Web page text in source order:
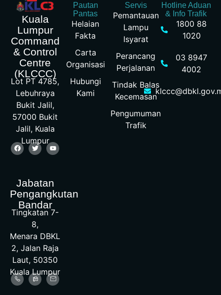
Kuala
Lumpur
Command
& Control
Centre
(KLCCC)
Lot PT 4785,
Lebuhraya
Bukit Jalil,
57000 Bukit
Jalil, Kuala
Lumpur
Jabatan
Pengangkutan
Bandar
Tingkatan 7-
8,
Menara DBKL
2, Jalan Raja
Laut, 50350
Kuala Lumpur
Pautan
Pantas
Helaian
Fakta
Carta
Organisasi
Hubungi
Kami
Servis
Pemantauan
Lampu
Isyarat
Perancang
Perjalanan
Tindak Balas
Kecemasan
Pengumuman
Trafik
Hotline Aduan
& Info Trafik
1800 88
1020
03 8947
4002